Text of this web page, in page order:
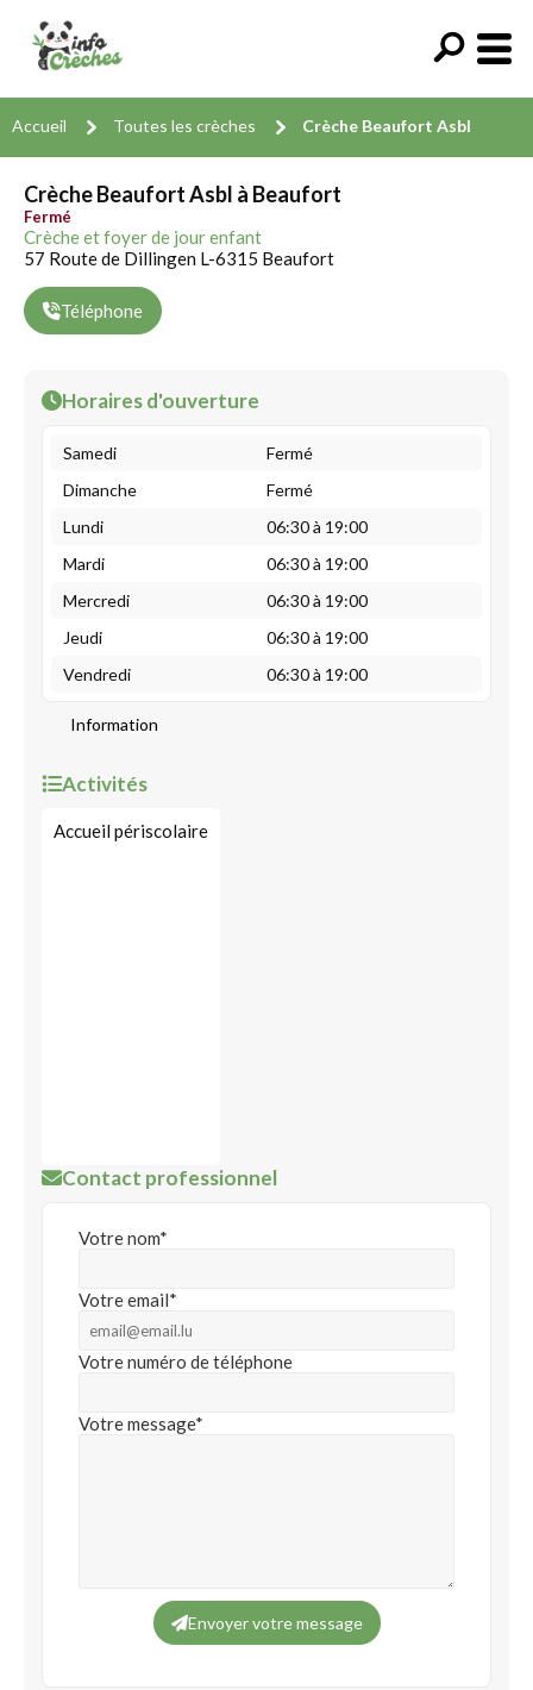
Accueil Toutes les crèches Crèche Beaufort Asbl
Crèche Beaufort Asbl à Beaufort
Fermé
Crèche et foyer de jour enfant
57 Route de Dillingen L-6315 Beaufort
Téléphone
Horaires d'ouverture
Samedi
Fermé
Dimanche
Fermé
Lundi
06:30 à 19:00
Mardi
06:30 à 19:00
Mercredi
06:30 à 19:00
Jeudi
06:30 à 19:00
Vendredi
06:30 à 19:00
Information
Activités
Accueil périscolaire
Contact professionnel
Votre nom*
Votre email*
Votre numéro de téléphone
Votre message*
Envoyer votre message